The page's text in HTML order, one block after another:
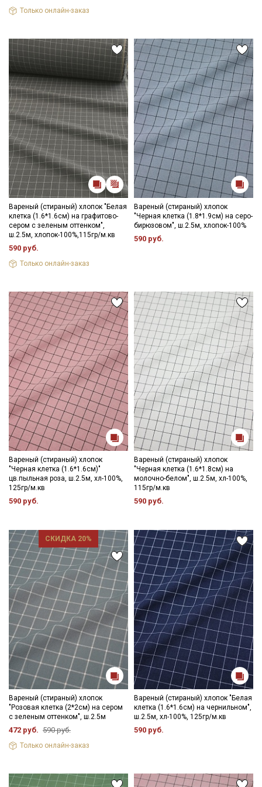
стиркой становятся более мягкими и бархатистыми.
постирайте отрез при температуре дальнейших стирок, не
выше 40C, для исключения усадки ткани в готовом изделии.
- стирка до 30-40C;
- противопоказано употребление отбеливателей;
- сушить в расправленном, подвешенном состоянии (не
пересушивать).
Цветопередача может отличаться от оригинального цвета
ткани в зависимости от настроек вашего монитора и в
зависимости от партии тон ткани может отличаться.
Только онлайн-заказ
Вареный (стираный) хлопок "Белая
клетка (1.6*1.6см) на графитово-
сером с зеленым оттенком",
ш.2.5м, хлопок-100%,115гр/м.кв
590 руб.
Только онлайн-заказ
Вареный (стираный) хлопок
"Черная клетка (1.8*1.9см) на серо-
бирюзовом", ш.2.5м, хлопок-100%
590 руб.
Вареный (стираный) хлопок
"Черная клетка (1.6*1.6см)"
цв.пыльная роза, ш.2.5м, хл-100%,
125гр/м.кв
590 руб.
Вареный (стираный) хлопок
"Черная клетка (1.6*1.8см) на
молочно-белом", ш.2.5м, хл-100%,
115гр/м.кв
590 руб.
СКИДКА 20%
Вареный (стираный) хлопок
"Розовая клетка (2*2см) на сером
с зеленым оттенком", ш.2.5м
472 руб. 590 руб.
Только онлайн-заказ
Вареный (стираный) хлопок "Белая
клетка (1.6*1.6см) на чернильном",
ш.2.5м, хл-100%, 125гр/м.кв
590 руб.
Секретная рассылка от Купава
промокоды и скидки до 30% на узкие